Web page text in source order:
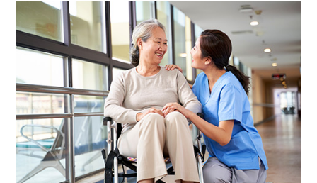
紹介会社を使うメリットについて
介護・看護のお仕事について
利用者の声
WEB勤怠